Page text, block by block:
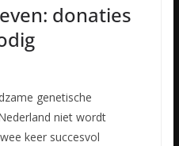
donaties
genetische
niet wordt
keer succesvol